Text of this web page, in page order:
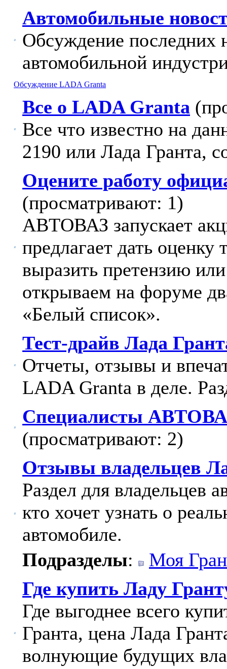
Автомобильные
Обсуждение последних
автомобильной
Обсуждение LADA Granta
Все о LADA Granta
Все что известно на
2190 или Лада Гранта,
Оцените работу
(просматривают: 1)
АВТОВАЗ запускает
предлагает дать
выразить претензию
открываем на форуме
«Белый список».
Тест-драйв Лада
Отчеты, отзывы и
LADA Granta в деле.
Специалисты
(просматривают: 2)
Отзывы владельцев
Раздел для владельцев
кто хочет узнать о
автомобиле.
Подразделы:
Моя
Где купить Ладу
Где выгоднее всего
Гранта, цена Лада
волнующие будущих